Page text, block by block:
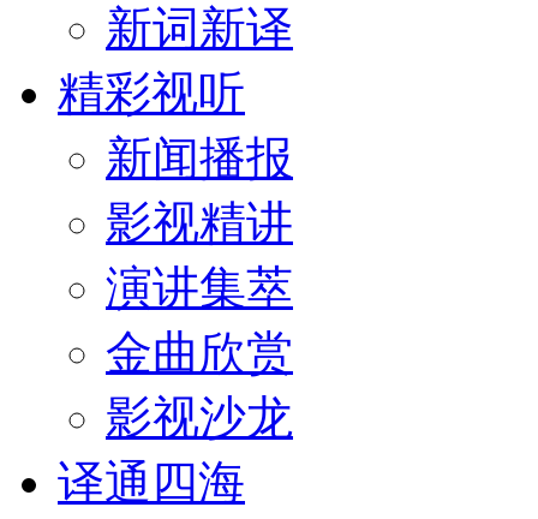
新词新译
精彩视听
新闻播报
影视精讲
演讲集萃
金曲欣赏
影视沙龙
译通四海